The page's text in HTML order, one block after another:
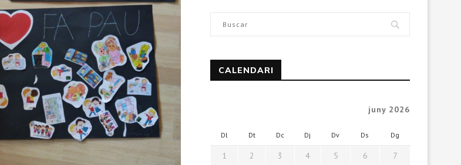
CALENDARI
juny 2026
Dl Dt Dc Dj Dv Ds Dg
1 2 3 4 5 6
7